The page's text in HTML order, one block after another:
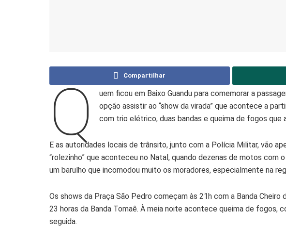
Compartilhar
Q
uem ficou em Baixo Guandu para comemorar a
opção assistir ao “show da virada” que acontece a
com trio elétrico, duas bandas e queima de fogos que
E as autoridades locais de trânsito, junto com a Polícia Militar, vão
“rolezinho” que aconteceu no Natal, quando dezenas de motos com
um barulho que incomodou muito os moradores, especialmente na
Os shows da Praça São Pedro começam às 21h com a Banda Cheiro
23 horas da Banda Tomaê. À meia noite acontece queima de fogos,
seguida.